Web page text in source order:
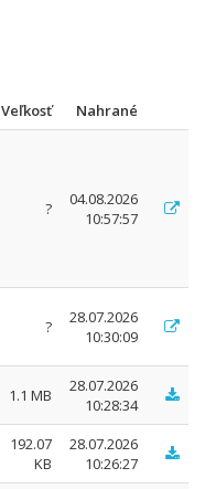
Veľkosť
Nahrané
?
04.08.2026
10:57:57
?
28.07.2026
10:30:09
1.1 MB
28.07.2026
10:28:34
192.07
KB
28.07.2026
10:26:27